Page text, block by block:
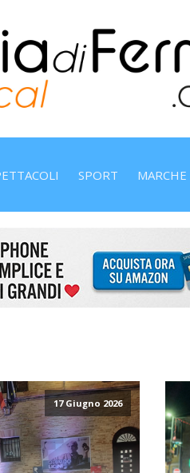
SPORT MARCHE
17 Giugno 2026